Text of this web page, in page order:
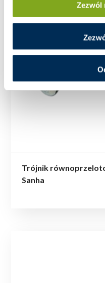
Zezwól
Trójnik
Sanha